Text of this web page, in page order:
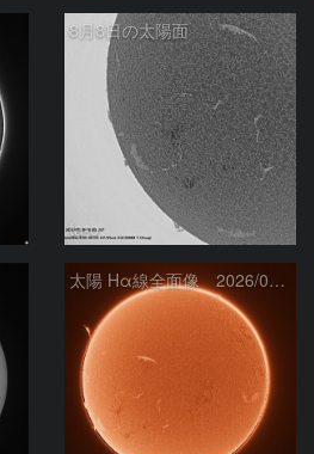
8月8日の太陽面
ta-o
太陽 Hα線全面像 2026/08/08